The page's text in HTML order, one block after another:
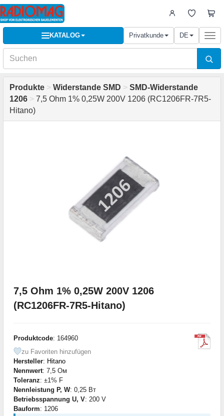
KATALOG Privatkunde DE
Produkte > Widerstande SMD > SMD-Widerstande
1206 > 7,5 Ohm 1% 0,25W 200V 1206 (RC1206FR-7R5-
Hitano)
7,5 Ohm 1% 0,25W 200V 1206
(RC1206FR-7R5-Hitano)
Produktcode: 164960
zu Favoriten hinzufügen
Hersteller: Hitano
Nennwert: 7,5 Ом
Toleranz: ±1% F
Nennleistung P, W: 0,25 Вт
Betriebsspannung U, V: 200 V
Bauform: 1206